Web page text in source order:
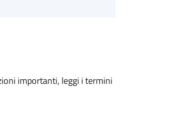
importanti, leggi i termini